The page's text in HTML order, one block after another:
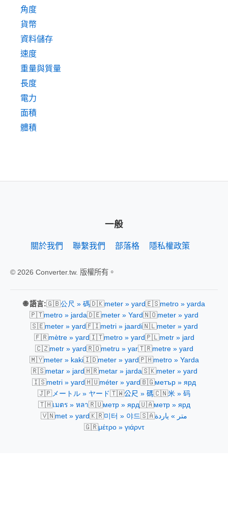
角度
貨幣
資料儲存
速度
重量與質量
長度
電力
面積
體積
一般
關於我們 聯繫我們 部落格 隱私權政策
© 2026 Converter.tw. 版權所有。
🌐 語言:🇬🇧公尺 » 碼🇩🇰meter » yard🇪🇸metro » yarda
🇵🇹metro » jarda🇩🇪meter » Yard🇳🇴meter » yard
🇸🇪meter » yard🇫🇮metri » jaardi🇳🇱meter » yard
🇫🇷mètre » yard🇮🇹metro » yard🇵🇱metr » jard
🇨🇿metr » yard🇷🇴metru » yar🇹🇷metre » yard
🇲🇾meter » kaki🇮🇩meter » yard🇵🇭metro » Yarda
🇷🇸metar » jard🇭🇷metar » jarda🇸🇰meter » yard
🇮🇸metri » yard🇭🇺méter » yard🇧🇬метър » ярд
🇯🇵メートル » ヤード🇹🇼公尺 » 碼🇨🇳米 » 码
🇹🇭เมตร » หลา🇷🇺метр » ярд🇺🇦метр » ярд
🇻🇳met » yard🇰🇷미터 » 야드🇸🇦متر » ياردة
🇬🇷μέτρο » γιάρντ